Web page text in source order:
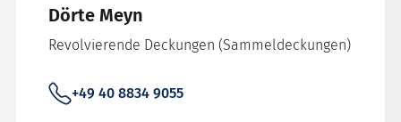
Dörte Meyn
Revolvierende Deckungen (Sammeldeckungen)
+49 40 8834 9055